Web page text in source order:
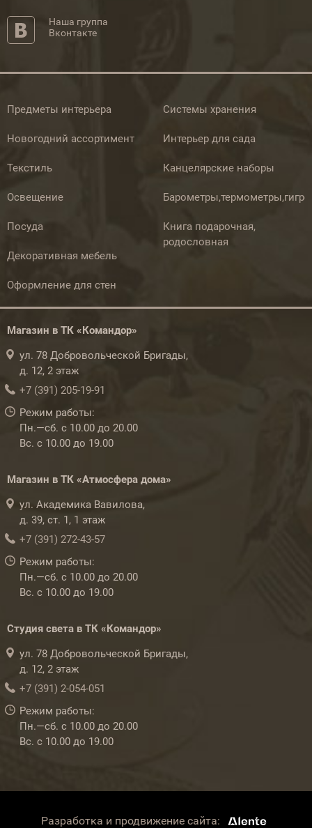
Наша группа
Вконтакте
Предметы интерьера
Новогодний ассортимент
Текстиль
Освещение
Посуда
Декоративная мебель
Оформление для стен
Системы хранения
Интерьер для сада
Канцелярские наборы
Книга подарочная,
родословная
Магазин в ТК «Командор»
ул. 78 Добровольческой Бригады,
д. 12, 2 этаж
+7 (391) 205-19-91
Режим работы:
Пн.—сб. с 10.00 до 20.00
Вс. с 10.00 до 19.00
Магазин в ТК «Атмосфера дома»
ул. Академика Вавилова,
д. 39, ст. 1, 1 этаж
+7 (391) 272-43-57
Режим работы:
Пн.—сб. с 10.00 до 20.00
Вс. с 10.00 до 19.00
Студия света в ТК «Командор»
ул. 78 Добровольческой Бригады,
д. 12, 2 этаж
+7 (391) 2-054-051
Режим работы:
Пн.—сб. с 10.00 до 20.00
Вс. с 10.00 до 19.00
Разработка и продвижение сайта: